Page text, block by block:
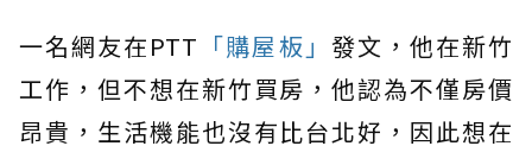
一名網友在PTT 「購屋板」 發文，他在新竹
工作，但不想在新竹買房，他認為不僅房價
昂貴，生活機能也沒有比台北好，因此想在